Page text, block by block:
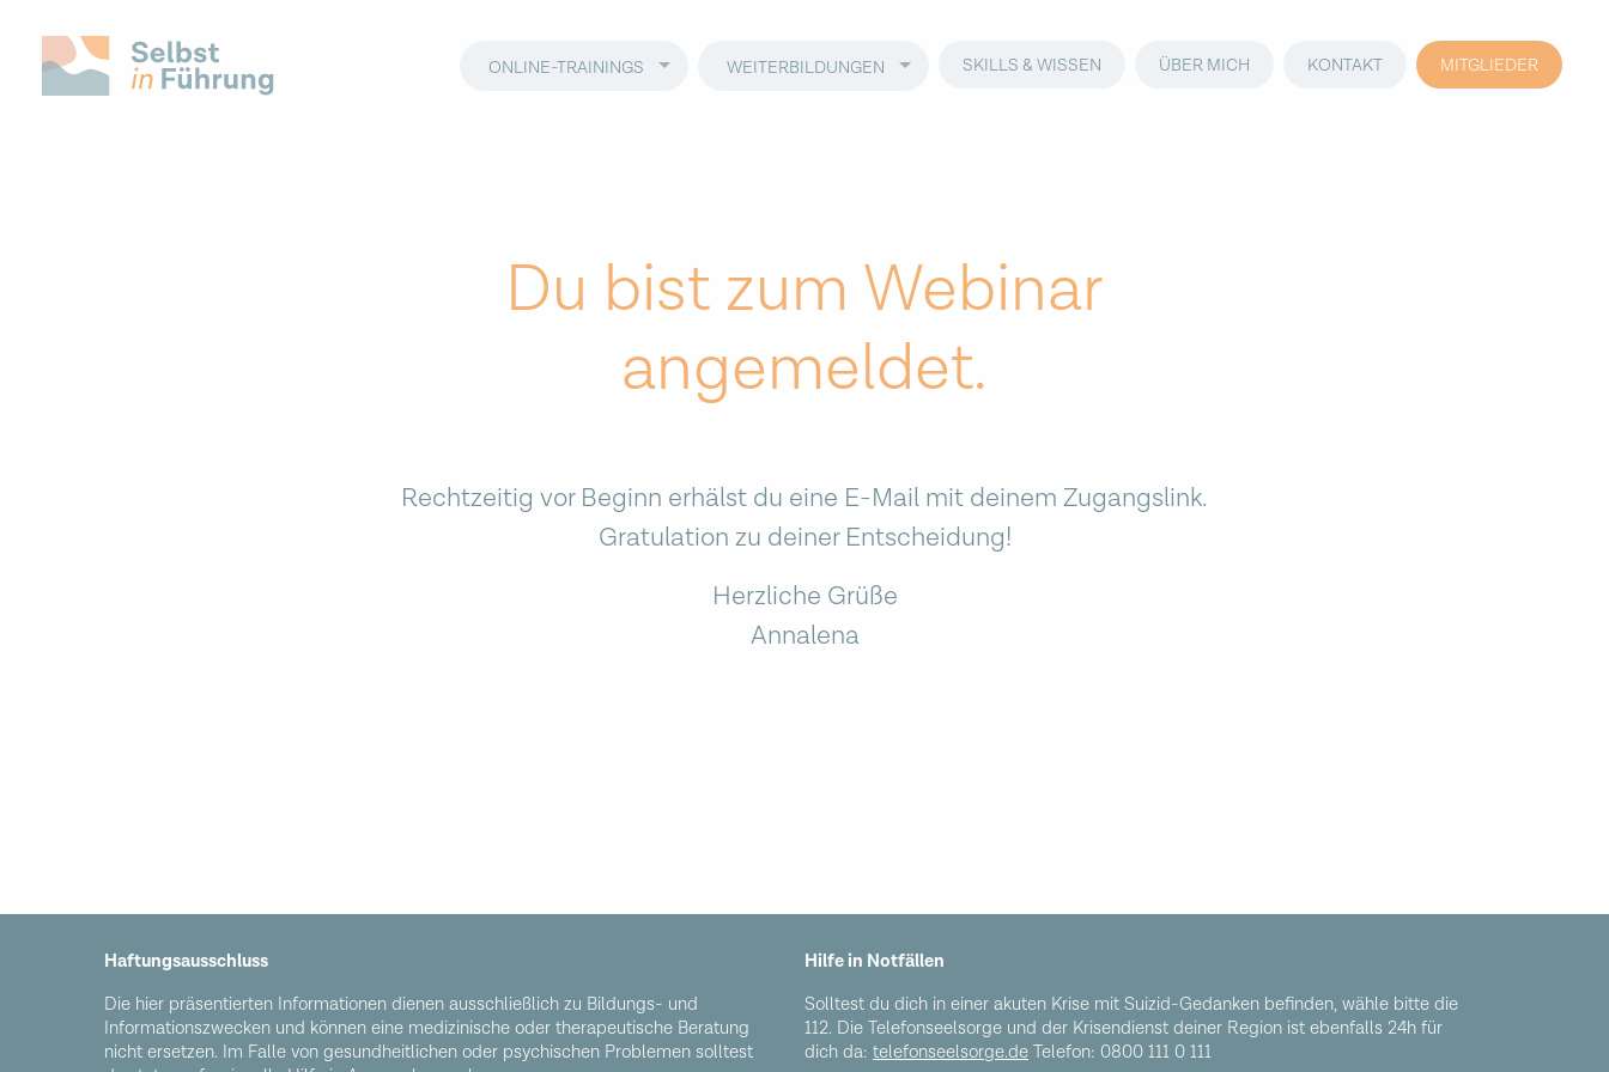
ONLINE-TRAININGS WEITERBILDUNGEN SKILLS & WISSEN ÜBER MICH KONTAKT MITGLIEDER
Du bist zum Webinar
angemeldet.
Rechtzeitig vor Beginn erhälst du eine E-Mail mit deinem Zugangslink.
Gratulation zu deiner Entscheidung!
Herzliche Grüße
Annalena
Haftungsausschluss
Die hier präsentierten Informationen dienen ausschließlich zu Bildungs- und
Informationszwecken und können eine medizinische oder therapeutische Beratung
nicht ersetzen. Im Falle von gesundheitlichen oder psychischen Problemen solltest
Hilfe in Notfällen
Solltest du dich in einer akuten Krise mit Suizid-Gedanken befinden, wähle bitte die
112. Die Telefonseelsorge und der Krisendienst deiner Region ist ebenfalls 24h für
dich da: telefonseelsorge.de Telefon: 0800 111 0 111